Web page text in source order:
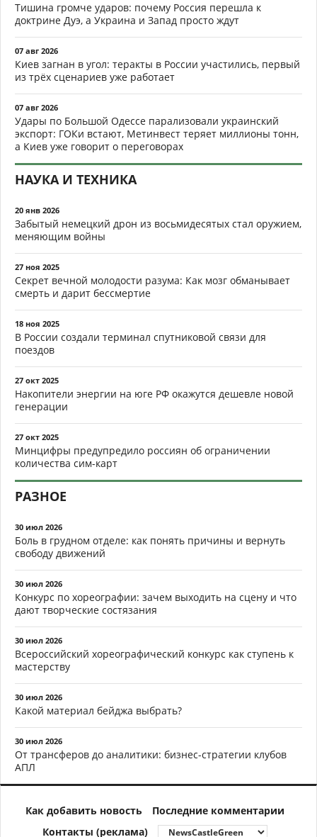
Тишина громче ударов: почему Россия перешла к
доктрине Дуэ, а Украина и Запад просто ждут
07 авг 2026
Киев загнан в угол: теракты в России участились, первый
из трёх сценариев уже работает
07 авг 2026
Удары по Большой Одессе парализовали украинский
экспорт: ГОКи встают, Метинвест теряет миллионы тонн,
а Киев уже говорит о переговорах
НАУКА И ТЕХНИКА
20 янв 2026
Забытый немецкий дрон из восьмидесятых стал оружием,
меняющим войны
27 ноя 2025
Секрет вечной молодости разума: Как мозг обманывает
смерть и дарит бессмертие
18 ноя 2025
В России создали терминал спутниковой связи для
поездов
27 окт 2025
Накопители энергии на юге РФ окажутся дешевле новой
генерации
27 окт 2025
Минцифры предупредило россиян об ограничении
количества сим-карт
РАЗНОЕ
30 июл 2026
Боль в грудном отделе: как понять причины и вернуть
свободу движений
30 июл 2026
Конкурс по хореографии: зачем выходить на сцену и что
дают творческие состязания
30 июл 2026
Всероссийский хореографический конкурс как ступень к
мастерству
30 июл 2026
Какой материал бейджа выбрать?
30 июл 2026
От трансферов до аналитики: бизнес-стратегии клубов
АПЛ
Как добавить новость
Последние комментарии
Контакты (реклама)